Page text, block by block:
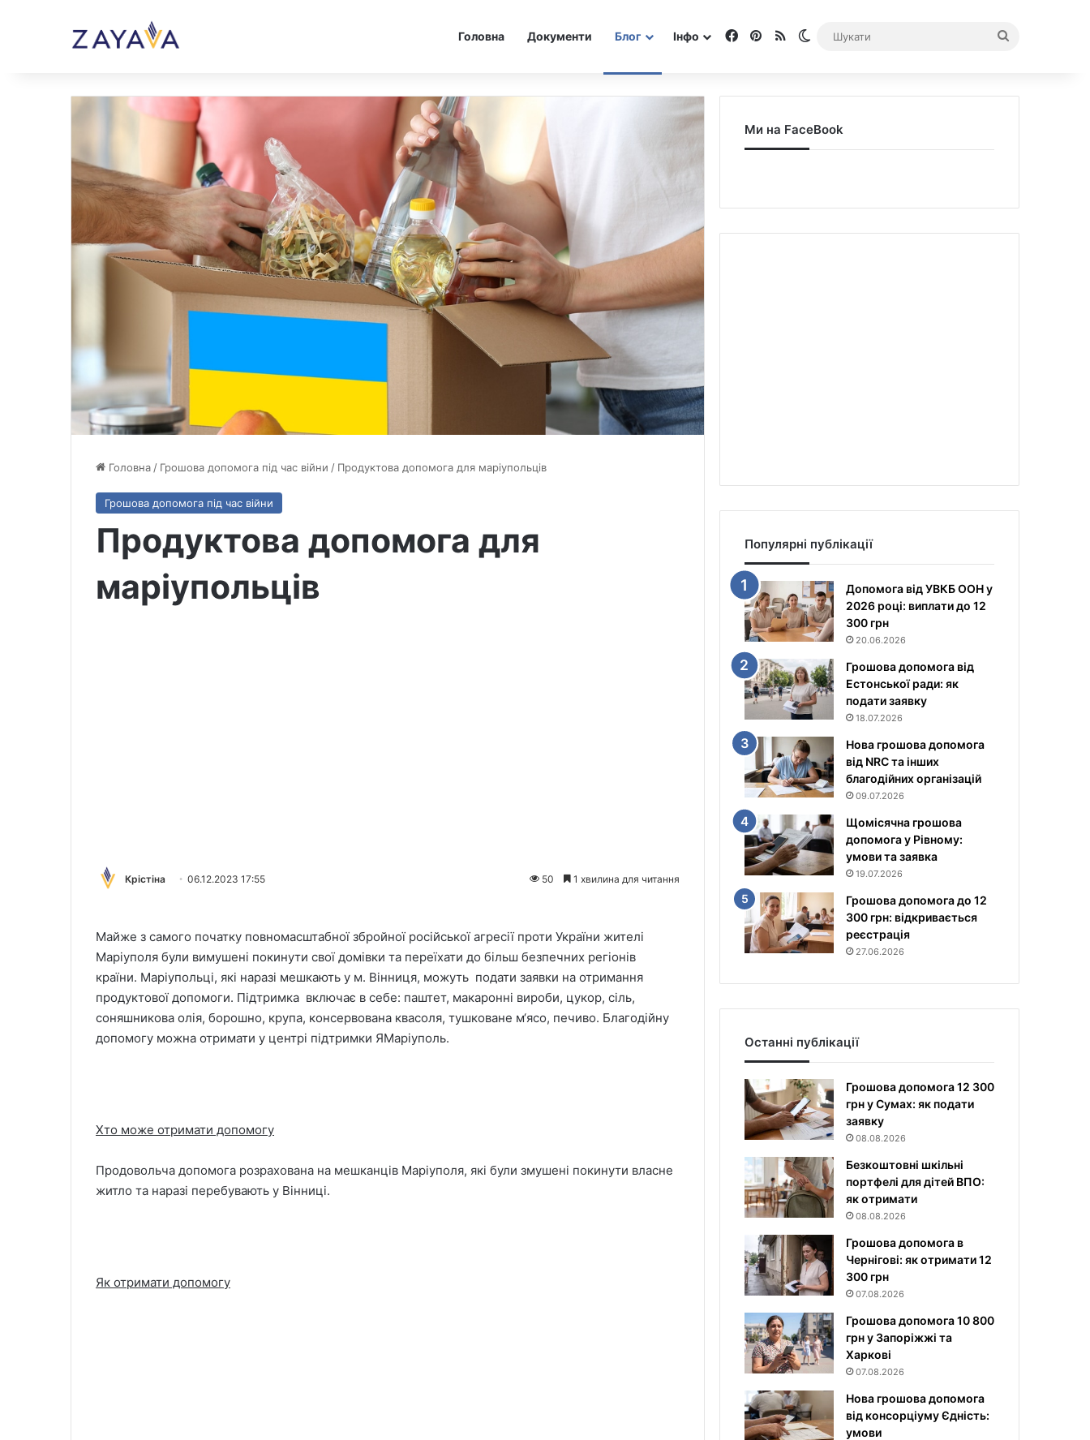
Головна Документи Блог Інфо Facebook
Pinterest
RSS Switch skin
Головна / Грошова допомога під час війни / Продуктова допомога для маріупольців
Грошова допомога під час війни
Продуктова допомога для
маріупольців
Крістіна 06.12.2023 17:55 50 1 хвилина для читання
Майже з самого початку повномасштабної збройної російської агресії проти України жителі
Маріуполя були вимушені покинути свої домівки та переїхати до більш безпечних регіонів
країни. Маріупольці, які наразі мешкають у м. Вінниця, можуть подати заявки на отримання
продуктової допомоги. Підтримка включає в себе: паштет, макаронні вироби, цукор, сіль,
соняшникова олія, борошно, крупа, консервована квасоля, тушковане м‘ясо, печиво. Благодійну
допомогу можна отримати у центрі підтримки ЯМаріуполь.
Хто може отримати допомогу
Продовольча допомога розрахована на мешканців Маріуполя, які були змушені покинути власне
житло та наразі перебувають у Вінниці.
Як отримати допомогу
Ми на FaceBook
Популярні публікації
Допомога від УВКБ ООН у
2026 році: виплати до 12
300 грн
20.06.2026
Грошова допомога від
Естонської ради: як
подати заявку
18.07.2026
Нова грошова допомога
від NRC та інших
благодійних організацій
09.07.2026
Щомісячна грошова
допомога у Рівному:
умови та заявка
19.07.2026
Грошова допомога до 12
300 грн: відкривається
реєстрація
27.06.2026
Останні публікації
Грошова допомога 12 300
грн у Сумах: як подати
заявку
08.08.2026
Безкоштовні шкільні
портфелі для дітей ВПО:
як отримати
08.08.2026
Грошова допомога в
Чернігові: як отримати 12
300 грн
07.08.2026
Грошова допомога 10 800
грн у Запоріжжі та
Харкові
07.08.2026
Нова грошова допомога
від консорціуму Єдність:
умови